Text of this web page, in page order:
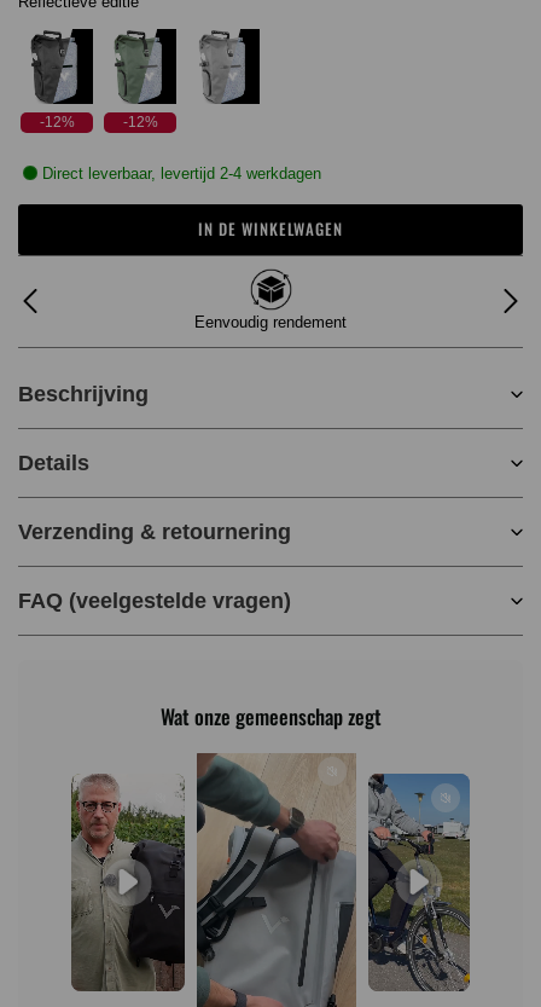
-12% -12%
Direct leverbaar, levertijd 2-4 werkdagen
IN DE WINKELWAGEN
Eenvoudig rendement
Beschrijving
Details
Verzending & retournering
FAQ (veelgestelde vragen)
Wat onze gemeenschap zegt